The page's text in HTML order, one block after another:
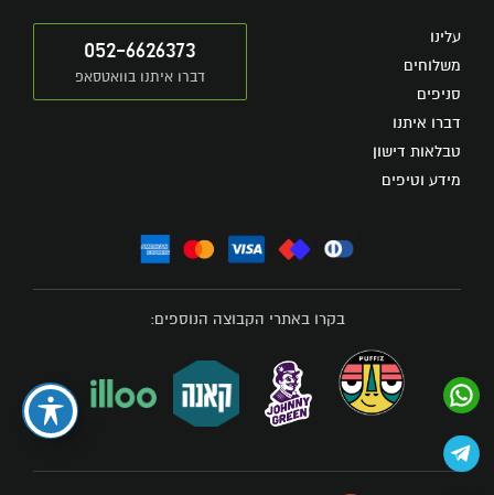
עלינו
משלוחים
סניפים
דברו איתנו
טבלאות דישון
מידע וטיפים
052-6626373
דברו איתנו בוואטסאפ
בקרו באתרי הקבוצה הנוספים: